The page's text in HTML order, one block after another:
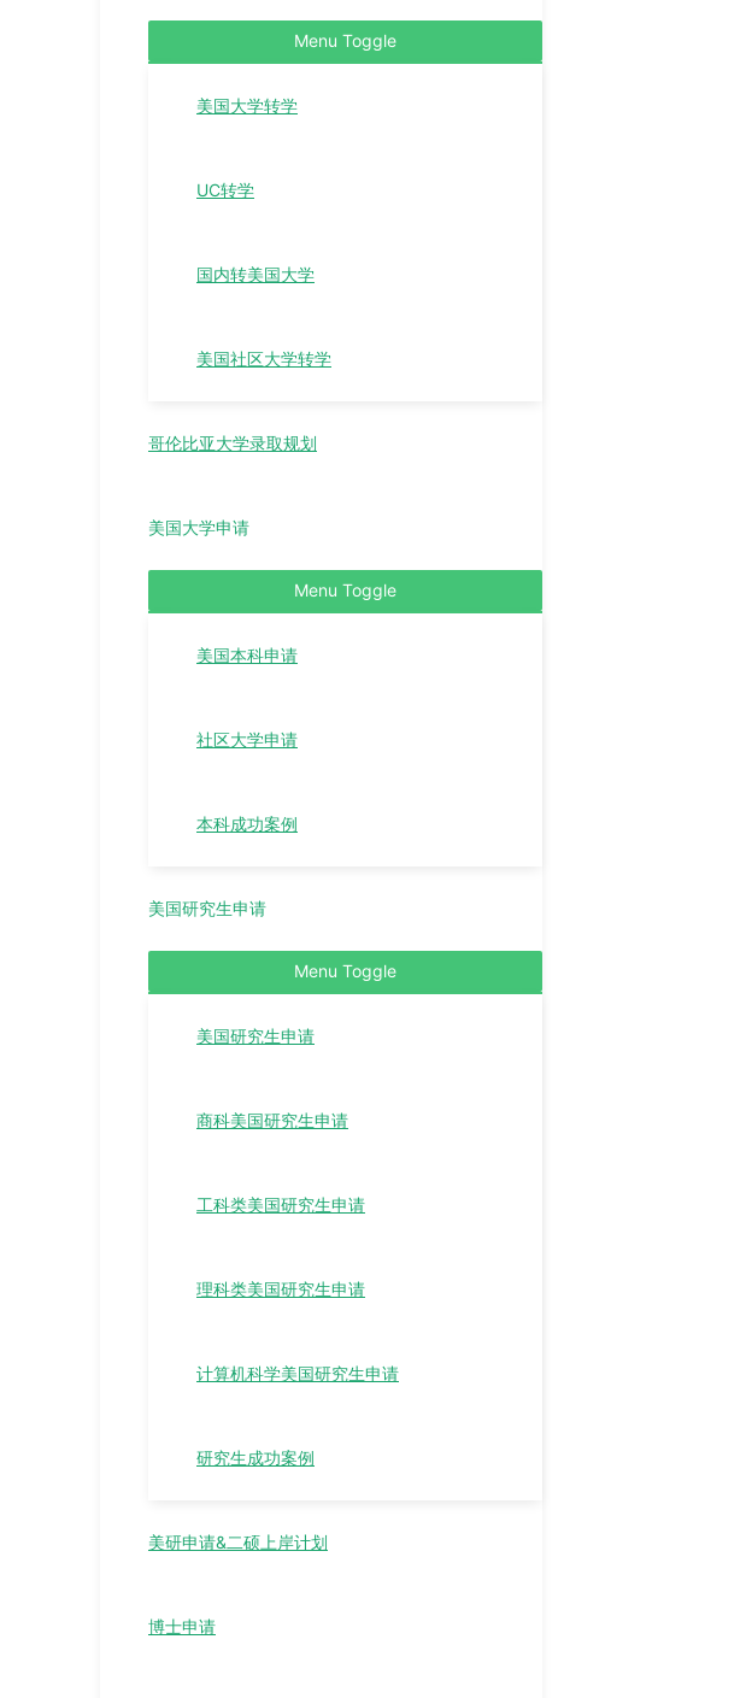
Menu Toggle
美国大学转学
UC转学
国内转美国大学
美国社区大学转学
哥伦比亚大学录取规划
美国大学申请
Menu Toggle
美国本科申请
社区大学申请
本科成功案例
美国研究生申请
Menu Toggle
美国研究生申请
商科美国研究生申请
工科类美国研究生申请
理科类美国研究生申请
计算机科学美国研究生申请
研究生成功案例
美研申请&二硕上岸计划
博士申请